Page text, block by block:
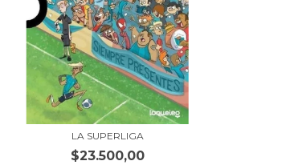
LA SUPERLIGA
$23.500,00